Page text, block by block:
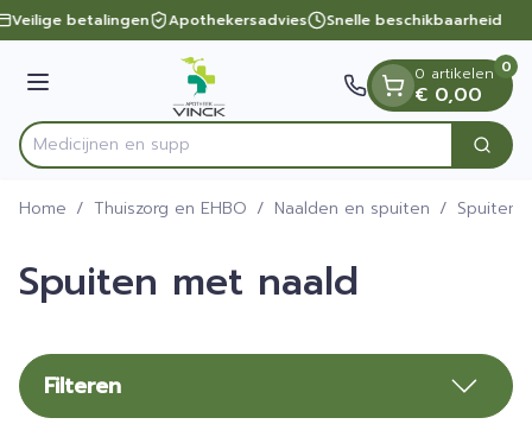
Ga naar de inhoud
1 van 1
Veilige betalingen Apothekersadvies Snelle beschikbaarheid
Menu
Product, merk, categorie... Zoek
0 artikelen
€ 0,00
0
Home / Thuiszorg en EHBO / Naalden en spuiten / Spuiten
Spuiten met naald
Filteren